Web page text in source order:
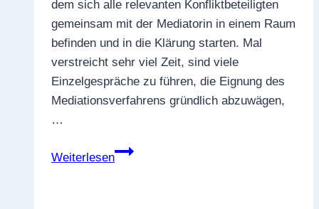
dem sich alle relevanten Konfliktbeteiligten
gemeinsam mit der Mediatorin in einem Raum
befinden und in die Klärung starten. Mal
verstreicht sehr viel Zeit, sind viele
Einzelgespräche zu führen, die Eignung des
Mediationsverfahrens gründlich abzuwägen,
…
Weiterlesen
Die